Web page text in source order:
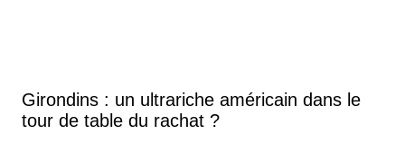
Girondins : un ultrariche américain dans le
tour de table du rachat ?